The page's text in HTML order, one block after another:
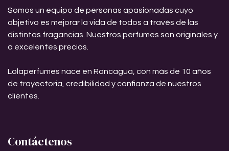
Somos un equipo de personas apasionadas cuyo
objetivo es mejorar la vida de todos a través de las
distintas fragancias. Nuestros perfumes son originales y
a excelentes precios.
Lolaperfumes nace en Rancagua, con más de 10 años
de trayectoria, credibilidad y confianza de nuestros
clientes.
Contáctenos